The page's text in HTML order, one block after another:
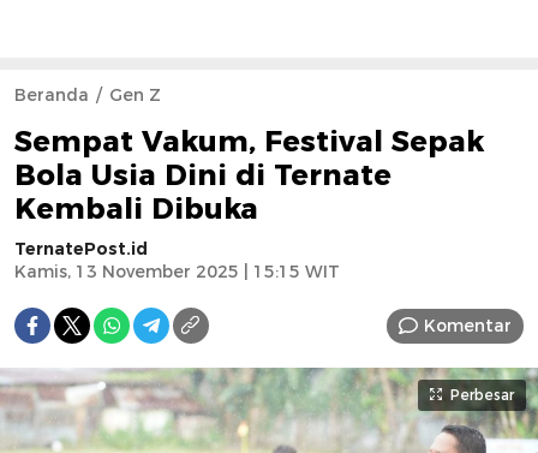
Beranda Gen Z
Sempat Vakum, Festival Sepak
Bola Usia Dini di Ternate
Kembali Dibuka
TernatePost.id
Kamis, 13 November 2025 | 15:15 WIT
Komentar
Perbesar